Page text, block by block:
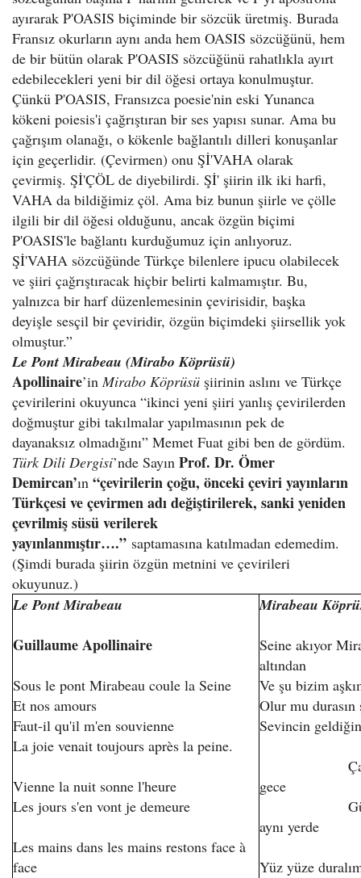
ayırarak P'OASIS biçiminde bir sözcük üretmiş. Burada
Fransız okurların aynı anda hem OASIS sözcüğünü, hem
de bir bütün olarak P'OASIS sözcüğünü rahatlıkla ayırt
edebilecekleri yeni bir dil öğesi ortaya konulmuştur.
Çünkü P'OASIS, Fransızca poesie'nin eski Yunanca
kökeni poiesis'i çağrıştıran bir ses yapısı sunar. Ama bu
çağrışım olanağı, o kökenle bağlantılı dilleri konuşanlar
için geçerlidir. (Çevirmen) onu Şİ'VAHA olarak
çevirmiş. Şİ'ÇÖL de diyebilirdi. Şİ' şiirin ilk iki harfi,
VAHA da bildiğimiz çöl. Ama biz bunun şiirle ve çölle
ilgili bir dil öğesi olduğunu, ancak özgün biçimi
P'OASIS'le bağlantı kurduğumuz için anlıyoruz.
Şİ'VAHA sözcüğünde Türkçe bilenlere ipucu olabilecek
ve şiiri çağrıştıracak hiçbir belirti kalmamıştır. Bu,
yalnızca bir harf düzenlemesinin çevirisidir, başka
deyişle sesçil bir çeviridir, özgün biçimdeki şiirsellik yok
olmuştur.”
Le Pont Mirabeau (Mirabo Köprüsü)
Apollinaire’in Mirabo Köprüsü şiirinin aslını ve Türkçe
çevirilerini okuyunca “ikinci yeni şiiri yanlış çevirilerden
doğmuştur gibi takılmalar yapılmasının pek de
dayanaksız olmadığını” Memet Fuat gibi ben de gördüm.
Türk Dili Dergisi’nde Sayın Prof. Dr. Ömer
Demircan’ın “çevirilerin çoğu, önceki çeviri yayınların
Türkçesi ve çevirmen adı değiştirilerek, sanki yeniden
çevrilmiş süsü verilerek
yayınlanmıştır….” saptamasına katılmadan edemedim.
(Şimdi burada şiirin özgün metnini ve çevirileri
okuyunuz.)
Le Pont Mirabeau
Guillaume Apollinaire
Sous le pont Mirabeau coule la Seine
Et nos amours
Faut-il qu'il m'en souvienne
La joie venait toujours après la peine.
Vienne la nuit sonne l'heure
Les jours s'en vont je demeure
Les mains dans les mains restons face à
face
Mirabeau
Seine akıyor
altından
Ve şu bizim
Olur mu durasın
Sevincin
Çalsana
gece
Günler
aynı yerde
Yüz yüze